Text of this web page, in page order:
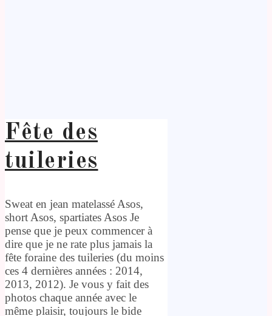
Fête des
tuileries
Sweat en jean matelassé Asos,
short Asos, spartiates Asos Je
pense que je peux commencer à
dire que je ne rate plus jamais la
fête foraine des tuileries (du moins
ces 4 dernières années : 2014,
2013, 2012). Je vous y fait des
photos chaque année avec le
même plaisir, toujours le bide